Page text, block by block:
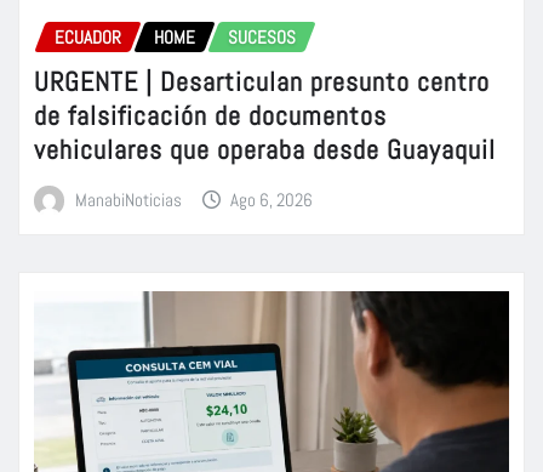
ECUADOR HOME SUCESOS
URGENTE | Desarticulan presunto centro
de falsificación de documentos
vehiculares que operaba desde Guayaquil
ManabiNoticias Ago 6, 2026